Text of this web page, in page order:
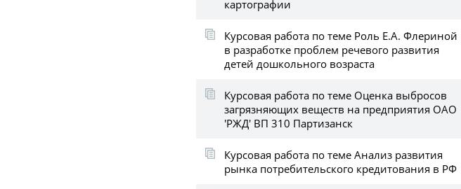
картографии
Курсовая работа по теме Роль Е.А. Флериной
в разработке проблем речевого развития
детей дошкольного возраста
Курсовая работа по теме Оценка выбросов
загрязняющих веществ на предприятия ОАО
'РЖД' ВП 310 Партизанск
Курсовая работа по теме Анализ развития
рынка потребительского кредитования в РФ